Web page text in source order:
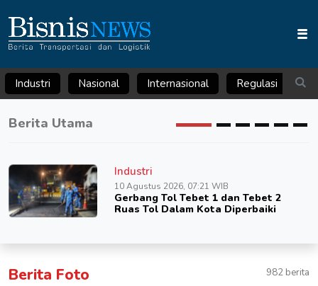
Industri Nasional Internasional Regulasi
Berita Utama
Industri
10 Agustus 2026, 07:21 WIB
Gerbang Tol Tebet 1 dan Tebet 2
Ruas Tol Dalam Kota Diperbaiki
982 berita
Berita Foto